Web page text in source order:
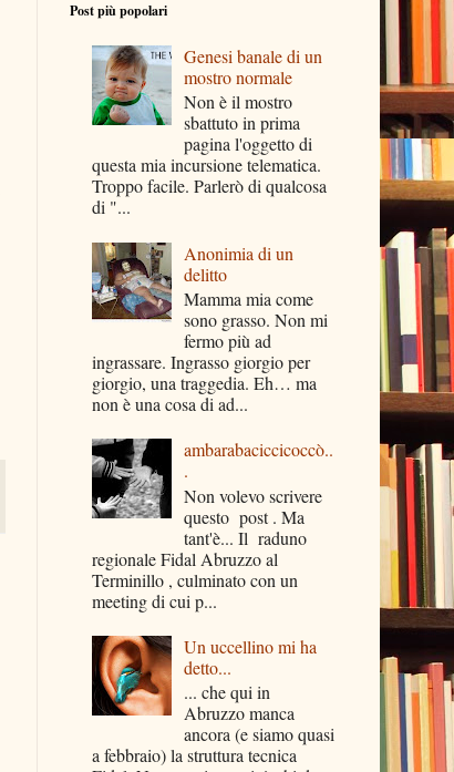
Post più popolari
Genesi banale di un
mostro normale
Non è il mostro
sbattuto in prima
pagina l'oggetto di
questa mia incursione telematica.
Troppo facile. Parlerò di qualcosa
di "...
Anonimia di un
delitto
Mamma mia come
sono grasso. Non mi
fermo più ad
ingrassare. Ingrasso giorgio per
giorgio, una traggedia. Eh… ma
non è una cosa di ad...
ambarabaciccicoccò..
.
Non volevo scrivere
questo post . Ma
tant'è... Il raduno
regionale Fidal Abruzzo al
Terminillo , culminato con un
meeting di cui p...
Un uccellino mi ha
detto...
... che qui in
Abruzzo manca
ancora (e siamo quasi
a febbraio) la struttura tecnica